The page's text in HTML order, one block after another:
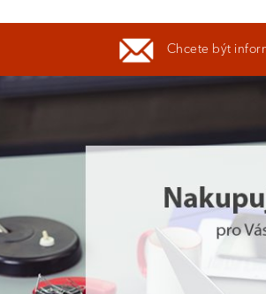
Chcete být